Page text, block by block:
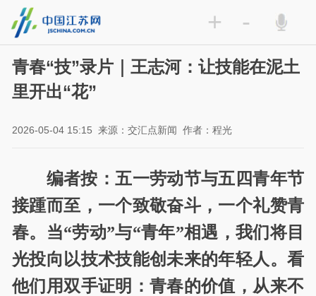
+ -
青春“技”录片｜王志河：让技能在泥土
里开出“花”
2026-05-04 15:15 来源：交汇点新闻 作者：程光
编者按：五一劳动节与五四青年节
接踵而至，一个致敬奋斗，一个礼赞青
春。当“劳动”与“青年”相遇，我们将目
光投向以技术技能创未来的年轻人。看
他们用双手证明：青春的价值，从来不